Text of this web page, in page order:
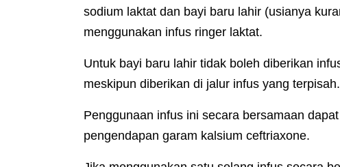
sodium laktat dan bayi baru lahir (usianya
menggunakan infus ringer laktat.
Untuk bayi baru lahir tidak boleh diberikan
meskipun diberikan di jalur infus yang terpisah.
Penggunaan infus ini secara bersamaan
pengendapan garam kalsium ceftriaxone.